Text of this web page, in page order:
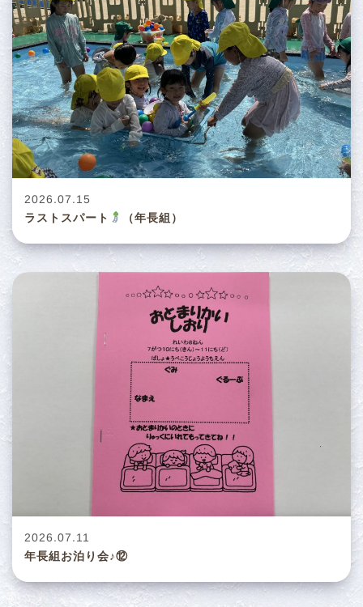
2026.07.15
ラストスパート （年長組）
2026.07.11
年長組お泊り会♪⑫